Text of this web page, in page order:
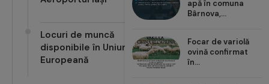
Locuri de muncă
disponibile în Uniunea
Europeană
apă în comuna
Bârnova,...
Focar de variolă
ovină confirmat
în...